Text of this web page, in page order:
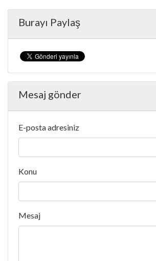
Burayı Paylaş
Mesaj gönder
E-posta adresiniz
Konu
Mesaj